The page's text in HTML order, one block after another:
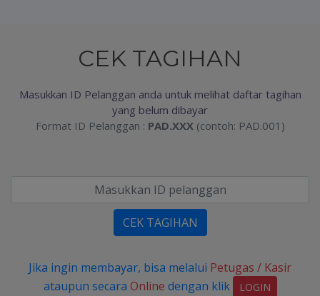
CEK TAGIHAN
Masukkan ID Pelanggan anda untuk melihat daftar tagihan
yang belum dibayar
Format ID Pelanggan : PAD.XXX(contoh: PAD.001)
CEK TAGIHAN
Jika ingin membayar, bisa melalui Petugas / Kasir
ataupun secara Online dengan klik LOGIN